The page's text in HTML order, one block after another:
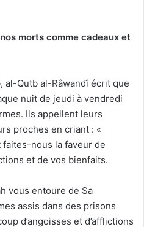
morts comme cadeaux et
al-Qutb al-Râwandî écrit que
nuit de jeudi à vendredi
Ils appellent leurs
proches en criant : «
nous la faveur de
et de vos bienfaits.
vous entoure de Sa
assis dans des prisons
d’angoisses et d’afflictions